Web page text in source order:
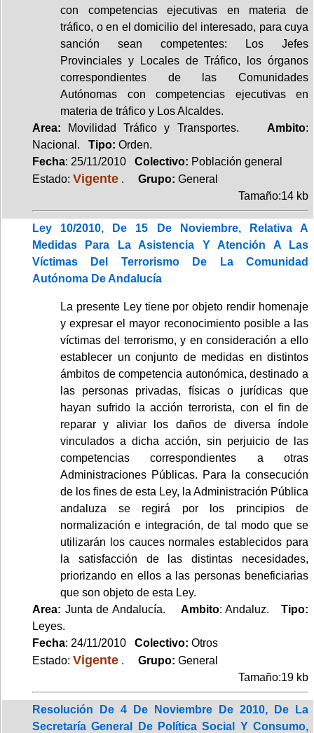
con competencias ejecutivas en materia de
tráfico, o en el domicilio del interesado, para cuya
sanción sean competentes: Los Jefes
Provinciales y Locales de Tráfico, los órganos
correspondientes de las Comunidades
Autónomas con competencias ejecutivas en
materia de tráfico y Los Alcaldes.
Area: Movilidad Tráfico y Transportes. Ambito:
Nacional. Tipo: Orden.
Fecha: 25/11/2010 Colectivo: Población general
Estado: Vigente . Grupo: General
Tamaño:14 kb
Ley 10/2010, De 15 De Noviembre, Relativa A
Medidas Para La Asistencia Y Atención A Las
Víctimas Del Terrorismo De La Comunidad
Autónoma De Andalucía
La presente Ley tiene por objeto rendir homenaje
y expresar el mayor reconocimiento posible a las
víctimas del terrorismo, y en consideración a ello
establecer un conjunto de medidas en distintos
ámbitos de competencia autonómica, destinado a
las personas privadas, físicas o jurídicas que
hayan sufrido la acción terrorista, con el fin de
reparar y aliviar los daños de diversa índole
vinculados a dicha acción, sin perjuicio de las
competencias correspondientes a otras
Administraciones Públicas. Para la consecución
de los fines de esta Ley, la Administración Pública
andaluza se regirá por los principios de
normalización e integración, de tal modo que se
utilizarán los cauces normales establecidos para
la satisfacción de las distintas necesidades,
priorizando en ellos a las personas beneficiarias
que son objeto de esta Ley.
Area: Junta de Andalucía. Ambito: Andaluz.Tipo:
Leyes.
Fecha: 24/11/2010 Colectivo: Otros
Estado: Vigente . Grupo: General
Tamaño:19 kb
Resolución De 4 De Noviembre De 2010, De La
Secretaría General De Política Social Y Consumo,